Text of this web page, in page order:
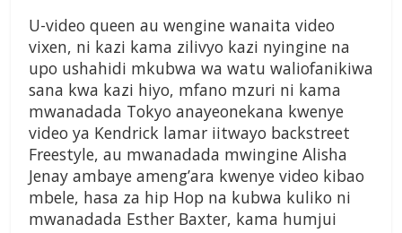
U-video queen au wengine wanaita video
vixen, ni kazi kama zilivyo kazi nyingine na
upo ushahidi mkubwa wa watu waliofanikiwa
sana kwa kazi hiyo, mfano mzuri ni kama
mwanadada Tokyo anayeonekana kwenye
video ya Kendrick lamar iitwayo backstreet
Freestyle, au mwanadada mwingine Alisha
Jenay ambaye ameng’ara kwenye video kibao
mbele, hasa za hip Hop na kubwa kuliko ni
mwanadada Esther Baxter, kama humjui